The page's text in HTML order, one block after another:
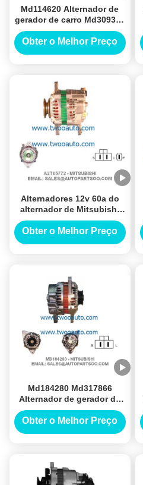
Md114620 Alternador de
gerador de carro Md309333
Alternador Mitsubishi 12v
75a Alternadores
Obter o Melhor Preço
Alternadores 12v 60a do
alternador de Mitsubishi
do alternador do gerador
do carro de A2t05772
Obter o Melhor Preço
Md184280 Md317866
Alternador de gerador de
carro Mitsubishi Alternador
12v 70a Alternadores
Obter o Melhor Preço